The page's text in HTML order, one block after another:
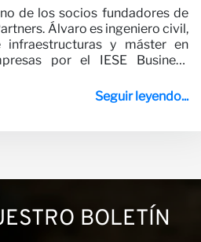
de los socios fundadores de
Álvaro es ingeniero civil,
y máster en
por el IESE Business
público-privadas.
múltiples proyectos de
Seguir leyendo...
BOLETÍN